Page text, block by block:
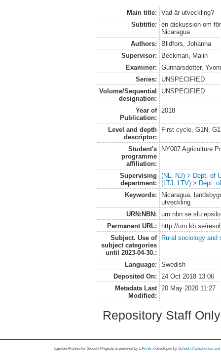
Main title:
Vad är utveckling?
Subtitle:
en diskussion om
Nicaragua
Authors:
Blidfors, Johanna
Supervisor:
Beckman, Malin
Examiner:
Gunnarsdotter,
Series:
UNSPECIFIED
Volume/Sequential
designation:
UNSPECIFIED
Year of
Publication:
2018
Level and depth
descriptor:
First cycle, G1N,
Student's
programme
affiliation:
NY007 Agriculture
Supervising
department:
(NL, NJ) > Dept. of
(LTJ, LTV) > Dept.
Keywords:
Nicaragua,
utveckling
URN:NBN:
Permanent URL:
http://urn.kb.se/
Subject. Use of
subject categories
until 2023-04-30.:
Rural sociology and
Language:
Swedish
Deposited On:
24 Oct 2018 13:06
Metadata Last
Modified:
20 May 2020 11:27
Repository Staff
Epsilon Archive for Student Projects is powored byEPrints 3 developed by School of Electronics